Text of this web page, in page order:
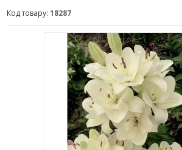
Код товару: 18287